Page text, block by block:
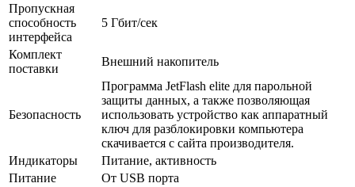
Пропускная
способность
интерфейса
5 Гбит/­сек
Комплект
поставки
Внешний накопитель
Безопасность
Программа JetFlash elite для парольной
защиты данных, а также позволяющая
использовать устройство как аппаратный
ключ для разблокировки компьютера
скачивается с сайта производителя.
Индикаторы
Питание, активность
Питание
От USB порта